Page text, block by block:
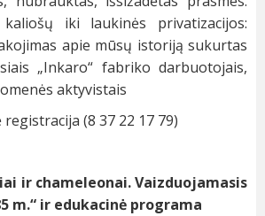
iki laukinės privatizacijos:
apie mūsų istoriją sukurtas
„Inkaro“ fabriko darbuotojais,
aktyvistais
(8 37 22 17 79)
ir chameleonai. Vaizduojamasis
m.“ ir edukacinė programa